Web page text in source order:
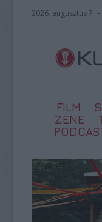
2026. augusztus 7.
FILM
ZENE